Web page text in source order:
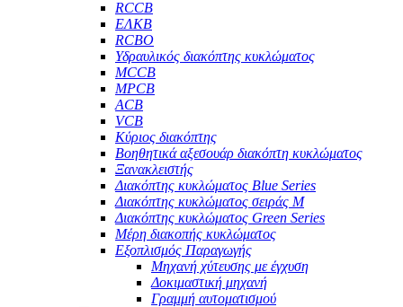
RCCB
ΕΛΚΒ
RCBO
Υδραυλικός διακόπτης κυκλώματος
MCCB
MPCB
ACB
VCB
Κύριος διακόπτης
Βοηθητικά αξεσουάρ διακόπτη κυκλώματος
Ξανακλειστής
Διακόπτης κυκλώματος Blue Series
Διακόπτης κυκλώματος σειράς M
Διακόπτης κυκλώματος Green Series
Μέρη διακοπής κυκλώματος
Εξοπλισμός Παραγωγής
Μηχανή χύτευσης με έγχυση
Δοκιμαστική μηχανή
Γραμμή αυτοματισμού